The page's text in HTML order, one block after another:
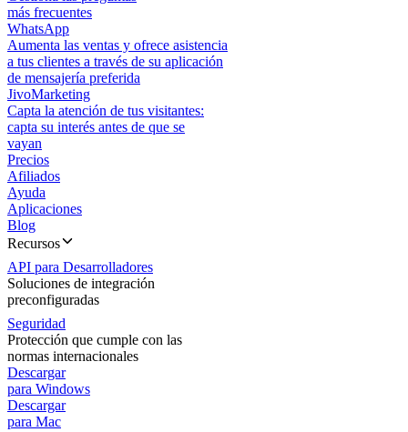
más frecuentes
WhatsApp
Aumenta las ventas y ofrece asistencia
a tus clientes a través de su aplicación
de mensajería preferida
JivoMarketing
Capta la atención de tus visitantes:
capta su interés antes de que se
vayan
Precios
Afiliados
Ayuda
Aplicaciones
Blog
Recursos
API para Desarrolladores
Soluciones de integración
preconfiguradas
Seguridad
Protección que cumple con las
normas internacionales
Descargar
para Windows
Descargar
para Mac